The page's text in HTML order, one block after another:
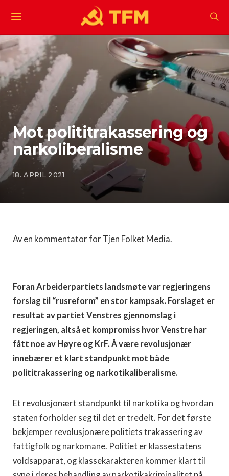
Mot polititrakassering og
narkoliberalisme
18. APRIL 2021
Av en kommentator for Tjen Folket Media.
Foran Arbeiderpartiets landsmøte var regjeringens
forslag til “rusreform” en stor kampsak. Forslaget er
resultat av partiet Venstres gjennomslag i
regjeringen, altså et kompromiss hvor Venstre har
fått noe av Høyre og KrF. Å være revolusjonær
innebærer et klart standpunkt mot både
polititrakassering og narkotikaliberalisme.
Et revolusjonært standpunkt til narkotika og hvordan
staten forholder seg til det er tredelt. For det første
bekjemper revolusjonære politiets trakassering av
fattigfolk og narkomane. Politiet er klassestatens
voldsapparat, og klassekarakteren kommer klart til